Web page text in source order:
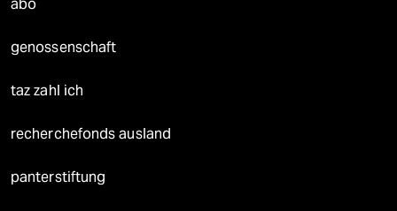
abo
genossenschaft
taz zahl ich
recherchefonds ausland
panterstiftung